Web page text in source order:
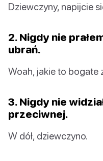
Dziewczyny, napijcie
2. Nigdy nie
ubrań.
Woah, jakie to bogate
3. Nigdy nie
przeciwnej.
W dół, dziewczyno.